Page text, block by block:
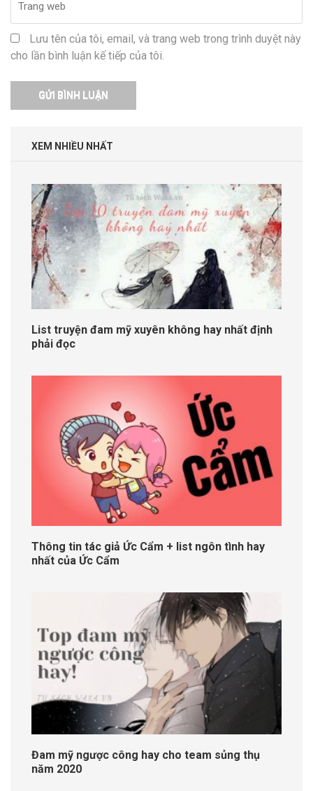
Lưu tên của tôi, email, và trang web trong trình duyệt này
cho lần bình luận kế tiếp của tôi.
XEM NHIỀU NHẤT
List truyện đam mỹ xuyên không hay nhất định
phải đọc
Thông tin tác giả Ức Cẩm + list ngôn tình hay
nhất của Ức Cẩm
Đam mỹ ngược công hay cho team sủng thụ
năm 2020